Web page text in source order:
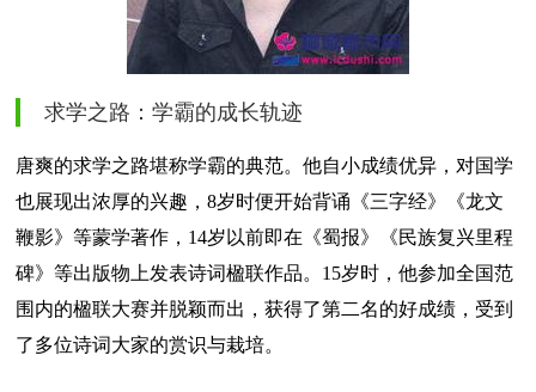
求学之路：学霸的成长轨迹
唐爽的求学之路堪称学霸的典范。他自小成绩优异，对国学
也展现出浓厚的兴趣，8岁时便开始背诵《三字经》《龙文
鞭影》等蒙学著作，14岁以前即在《蜀报》《民族复兴里程
碑》等出版物上发表诗词楹联作品。15岁时，他参加全国范
围内的楹联大赛并脱颖而出，获得了第二名的好成绩，受到
了多位诗词大家的赏识与栽培。